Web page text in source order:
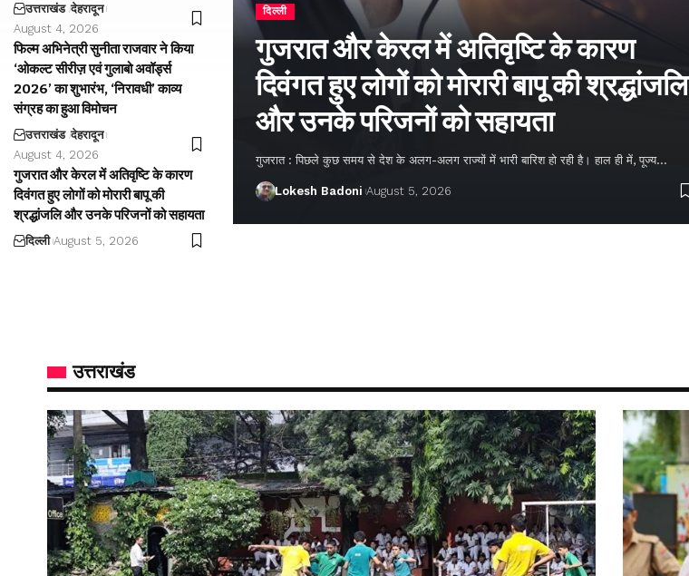
उत्तराखंड देहरादून
August 4, 2026
फिल्म अभिनेत्री सुनीता राजवार ने किया
‘ओकल्ट सीरीज़ एवं गुलाबो अवॉर्ड्स
2026’ का शुभारंभ, ‘निरावधी’ काव्य
संग्रह का हुआ विमोचन
उत्तराखंड देहरादून
August 4, 2026
गुजरात और केरल में अतिवृष्टि के कारण
दिवंगत हुए लोगों को मोरारी बापू की
श्रद्धांजलि और उनके परिजनों को सहायता
दिल्ली August 5, 2026
दिल्ली
गुजरात और केरल में अतिवृष्टि के कारण
दिवंगत हुए लोगों को मोरारी बापू की श्रद्धांजलि
और उनके परिजनों को सहायता
गुजरात : पिछले कुछ समय से देश के अलग-अलग राज्यों में भारी बारिश हो रही है। हाल ही में, पूज्य…
Lokesh Badoni August 5, 2026
उत्तराखंड